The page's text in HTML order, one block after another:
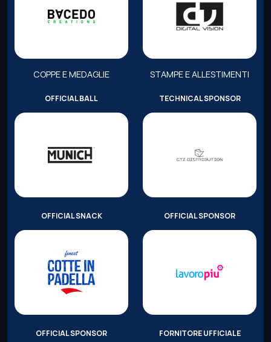
COPPE E MEDAGLIE STAMPE E ALLESTIMENTI
OFFICIAL BALL TECHNICAL SPONSOR
OFFICIAL SNACK OFFICIAL SPONSOR
OFFICIAL SPONSOR FORNITORE UFFICIALE